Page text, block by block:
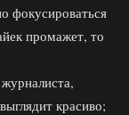
фокусироваться
промажет, то
красиво;